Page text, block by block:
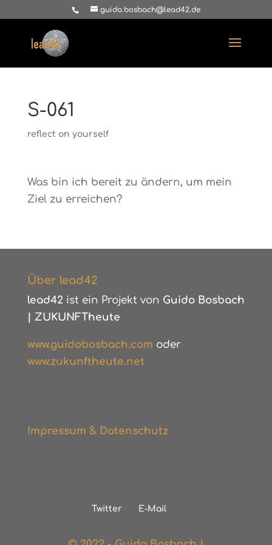
guido.bosbach@lead42.de
S-061
reflect on yourself
Was bin ich bereit zu ändern, um mein
Ziel zu erreichen?
Über lead42
lead42 ist ein Projekt von Guido Bosbach
ZUKUNFTheute
www.guidobosbach.com oder
www.zukunftheute.net
Impressum & Datenschutz
Twitter E-Mail